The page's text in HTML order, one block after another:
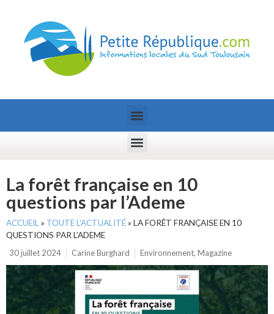
La forêt française en 10
questions par l’Ademe
ACCUEIL » TOUTE L’ACTUALITÉ» LA FORÊT FRANÇAISE EN 10
QUESTIONS PAR L’ADEME
30 juillet 2024
Carine Burghard Environnement, Magazine